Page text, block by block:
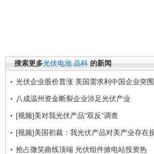
搜索更多光伏电池 晶科 的新闻
光伏企业股价普涨 美国需求利中国企业突
八成温州资金断裂企业涉足光伏产业
[视频]美对我光伏产品“双反”调查
[视频]美国初裁：我光伏产品对美产业存在
抢占微笑曲线顶端 光伏组件掀电站投资热